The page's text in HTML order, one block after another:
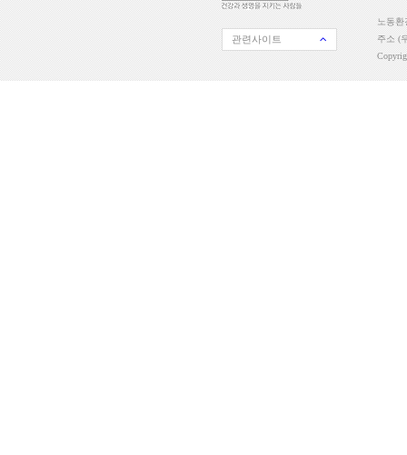
관련사이트
노동환
주소 (